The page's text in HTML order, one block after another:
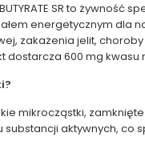
BUTYRATE SR to
energetycznym dla
zakażenia jelit,
dostarcza 600 mg
mikrocząstki,
aktywnych, co